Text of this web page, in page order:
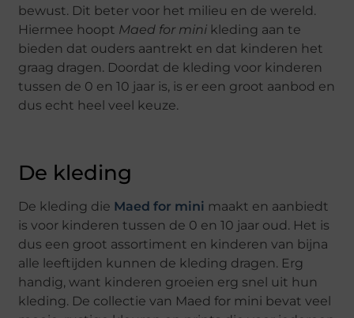
bewust. Dit beter voor het milieu en de wereld.
Hiermee hoopt Maed for mini kleding aan te
bieden dat ouders aantrekt en dat kinderen het
graag dragen. Doordat de kleding voor kinderen
tussen de 0 en 10 jaar is, is er een groot aanbod en
dus echt heel veel keuze.
De kleding
De kleding die Maed for mini maakt en aanbiedt
is voor kinderen tussen de 0 en 10 jaar oud. Het is
dus een groot assortiment en kinderen van bijna
alle leeftijden kunnen de kleding dragen. Erg
handig, want kinderen groeien erg snel uit hun
kleding. De collectie van Maed for mini bevat veel